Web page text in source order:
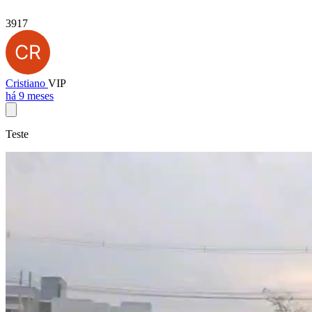
3917
Cristiano VIP
há 9 meses
Teste